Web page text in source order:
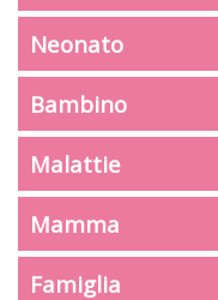
Neonato
Bambino
Malattie
Mamma
Famiglia